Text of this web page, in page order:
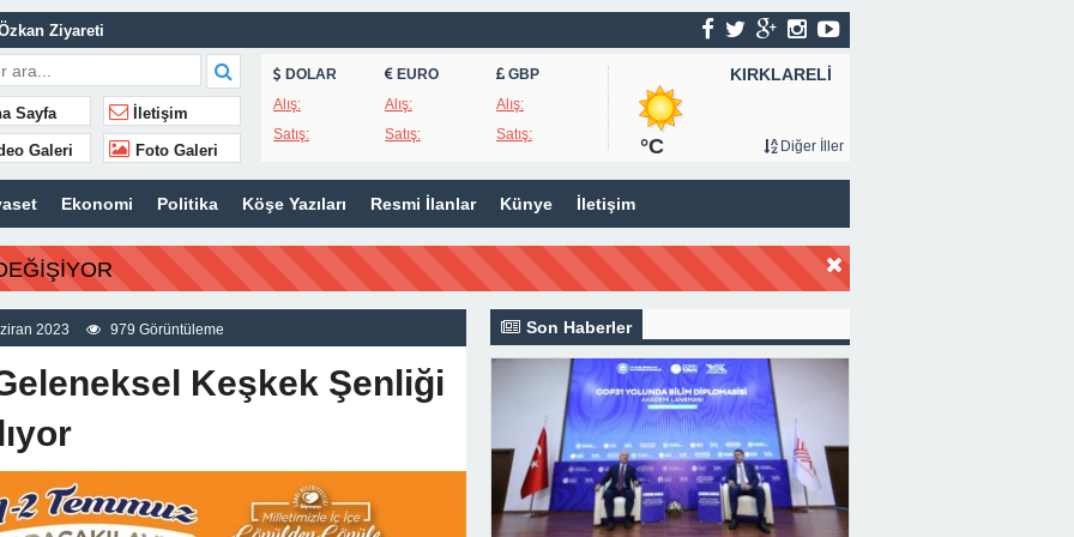
Ziyareti
Yatırıldı
Eğitim Planlaması Masaya Yatırıldı
Gerenli CHP’den İstifa Etti
Özgür Kaya Atandı
Bebek Dostu Sempozyumunda
Sayfa İletişim
Galeri Foto Galeri
DOLAR
Alış:
Satış:
EURO
Alış:
Satış:
GBP
Alış:
Satış:
KIRKLARELİ
°C Diğer İller
Ekonomi Politika Köşe Yazıları Resmi İlanlar Künye İletişim
2023 979 Görüntüleme
Keşkek Şenliği
Son Haberler